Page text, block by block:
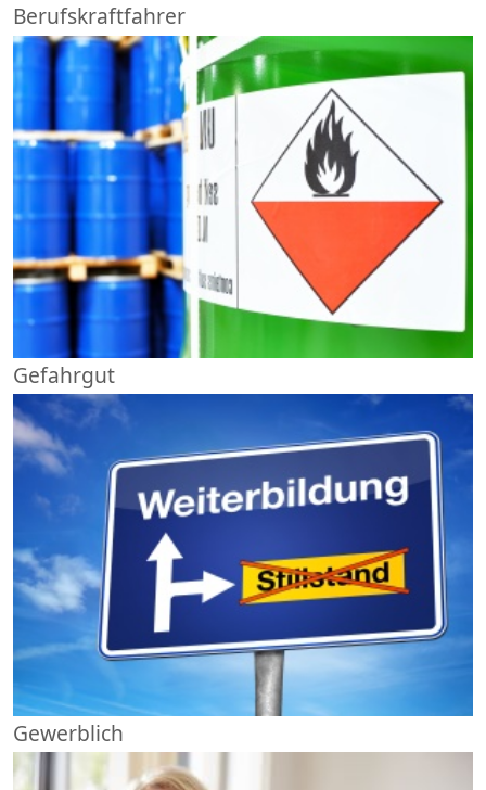
Berufskraftfahrer
Gefahrgut
Gewerblich